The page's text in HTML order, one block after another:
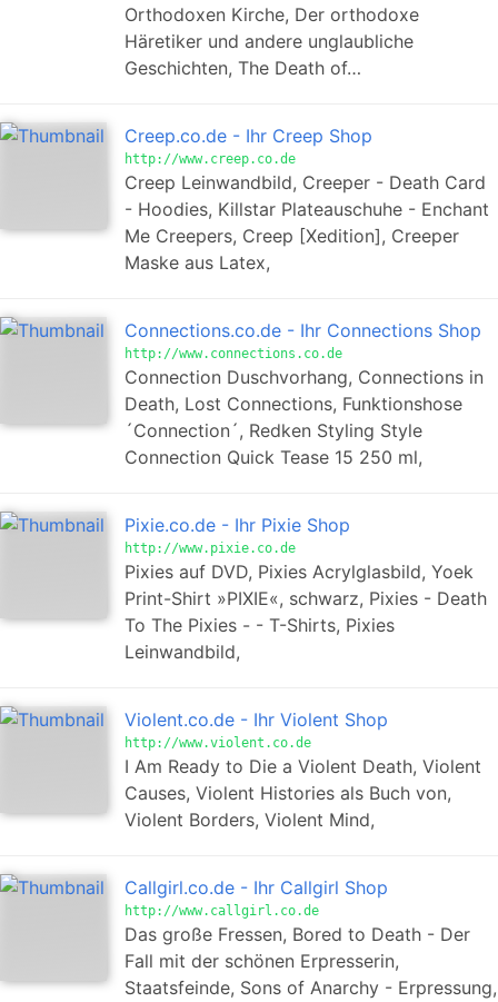
Orthodoxen Kirche, Der orthodoxe
Häretiker und andere unglaubliche
Geschichten, The Death of…
Creep.co.de - Ihr Creep Shop
http://www.creep.co.de
Creep Leinwandbild, Creeper - Death Card
- Hoodies, Killstar Plateauschuhe - Enchant
Me Creepers, Creep [Xedition], Creeper
Maske aus Latex,
Connections.co.de - Ihr Connections Shop
http://www.connections.co.de
Connection Duschvorhang, Connections in
Death, Lost Connections, Funktionshose
´Connection´, Redken Styling Style
Connection Quick Tease 15 250 ml,
Pixie.co.de - Ihr Pixie Shop
http://www.pixie.co.de
Pixies auf DVD, Pixies Acrylglasbild, Yoek
Print-Shirt »PIXIE«, schwarz, Pixies - Death
To The Pixies - - T-Shirts, Pixies
Leinwandbild,
Violent.co.de - Ihr Violent Shop
http://www.violent.co.de
I Am Ready to Die a Violent Death, Violent
Causes, Violent Histories als Buch von,
Violent Borders, Violent Mind,
Callgirl.co.de - Ihr Callgirl Shop
http://www.callgirl.co.de
Das große Fressen, Bored to Death - Der
Fall mit der schönen Erpresserin,
Staatsfeinde, Sons of Anarchy - Erpressung,